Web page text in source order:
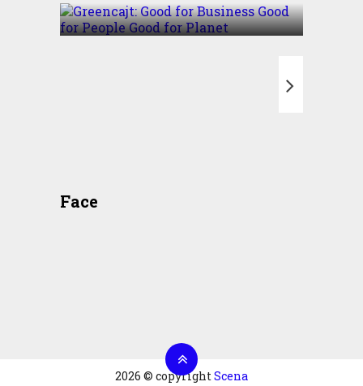
Face
2026 © copyrightScena